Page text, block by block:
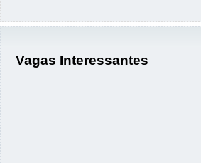
Vagas Interessantes